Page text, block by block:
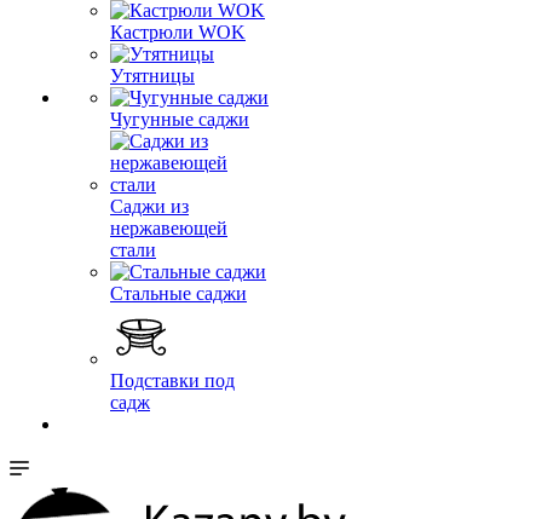
Кастрюли WOK
Утятницы
Чугунные саджи
Саджи из
нержавеющей
стали
Стальные саджи
Подставки под
садж